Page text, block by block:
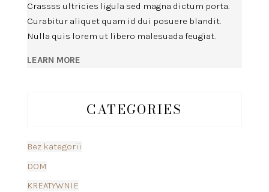
Crassss ultricies ligula sed magna dictum porta.
Curabitur aliquet quam id dui posuere blandit.
Nulla quis lorem ut libero malesuada feugiat.
LEARN MORE
CATEGORIES
Bez kategorii
DOM
KREATYWNIE